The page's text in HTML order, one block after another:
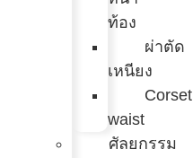
ท้อง
ผ่าตัด
เหนียง
Corset
waist
ศัลยกรรม